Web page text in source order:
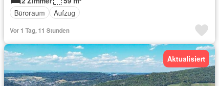
Büroraum
Aufzug
Vor 1 Tag, 11 Stunden
Aktualisiert